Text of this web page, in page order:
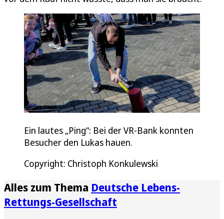
Ein lautes „Ping“: Bei der VR-Bank konnten
Besucher den Lukas hauen.
Copyright: Christoph Konkulewski
Alles zum Thema Deutsche Lebens-
Rettungs-Gesellschaft